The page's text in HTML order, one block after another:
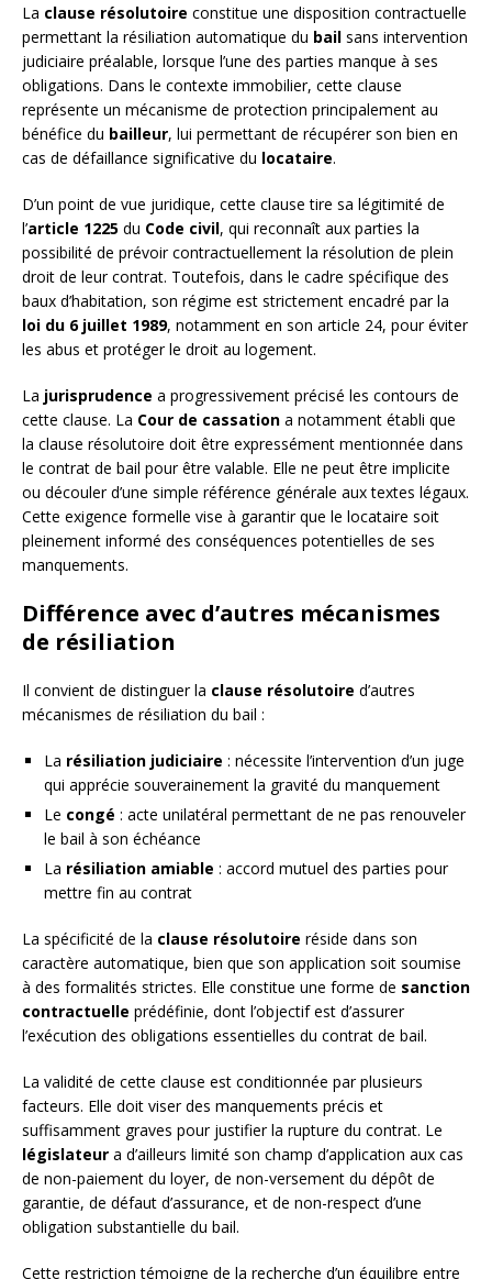
La clause résolutoire constitue une disposition contractuelle
permettant la résiliation automatique du bail sans intervention
judiciaire préalable, lorsque l’une des parties manque à ses
obligations. Dans le contexte immobilier, cette clause
représente un mécanisme de protection principalement au
bénéfice du bailleur, lui permettant de récupérer son bien en
cas de défaillance significative du locataire.
D’un point de vue juridique, cette clause tire sa légitimité de
l’article 1225 du Code civil, qui reconnaît aux parties la
possibilité de prévoir contractuellement la résolution de plein
droit de leur contrat. Toutefois, dans le cadre spécifique des
baux d’habitation, son régime est strictement encadré par la
loi du 6 juillet 1989, notamment en son article 24, pour éviter
les abus et protéger le droit au logement.
La jurisprudence a progressivement précisé les contours de
cette clause. La Cour de cassation a notamment établi que
la clause résolutoire doit être expressément mentionnée dans
le contrat de bail pour être valable. Elle ne peut être implicite
ou découler d’une simple référence générale aux textes légaux.
Cette exigence formelle vise à garantir que le locataire soit
pleinement informé des conséquences potentielles de ses
manquements.
Différence avec d’autres mécanismes
de résiliation
Il convient de distinguer la clause résolutoire d’autres
mécanismes de résiliation du bail :
La résiliation judiciaire : nécessite l’intervention d’un juge
qui apprécie souverainement la gravité du manquement
Le congé : acte unilatéral permettant de ne pas renouveler
le bail à son échéance
La résiliation amiable : accord mutuel des parties pour
mettre fin au contrat
La spécificité de la clause résolutoire réside dans son
caractère automatique, bien que son application soit soumise
à des formalités strictes. Elle constitue une forme de sanction
contractuelle prédéfinie, dont l’objectif est d’assurer
l’exécution des obligations essentielles du contrat de bail.
La validité de cette clause est conditionnée par plusieurs
facteurs. Elle doit viser des manquements précis et
suffisamment graves pour justifier la rupture du contrat. Le
législateur a d’ailleurs limité son champ d’application aux cas
de non-paiement du loyer, de non-versement du dépôt de
garantie, de défaut d’assurance, et de non-respect d’une
obligation substantielle du bail.
Cette restriction témoigne de la recherche d’un équilibre entre